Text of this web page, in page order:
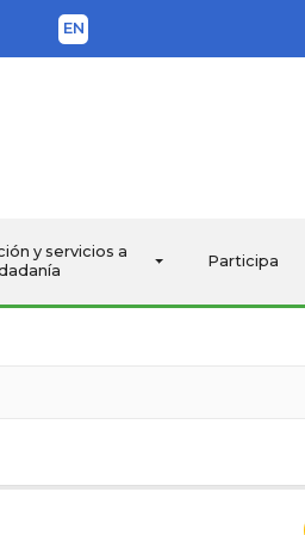
EN
y servicios a
Participa